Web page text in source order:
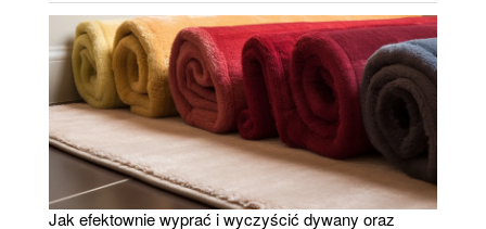
Jak efektownie wyprać i wyczyścić dywany oraz